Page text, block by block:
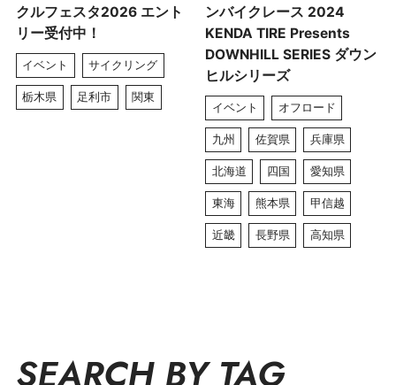
クルフェスタ2026 エント
リー受付中！
イベント サイクリング
栃木県 足利市 関東
ンバイクレース 2024
KENDA TIRE Presents
DOWNHILL SERIES ダウン
ヒルシリーズ
イベント オフロード
九州 佐賀県 兵庫県
北海道 四国 愛知県
東海 熊本県 甲信越
近畿 長野県 高知県
SEARCH BY TAG